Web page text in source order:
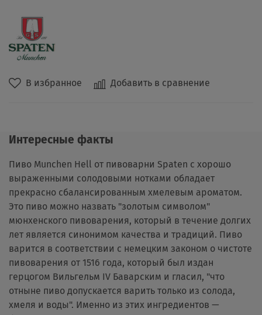
В избранное Добавить в сравнение
Интересные факты
Пиво Munchen Hell от пивоварни Spaten с хорошо
выраженными солодовыми нотками обладает
прекрасно сбалансированным хмелевым ароматом.
Это пиво можно назвать "золотым символом"
мюнхенского пивоварения, который в течение долгих
лет является синонимом качества и традиций. Пиво
варится в соответствии с немецким законом о чистоте
пивоварения от 1516 года, который был издан
герцогом Вильгельм IV Баварским и гласил, "что
отныне пиво допускается варить только из солода,
хмеля и воды". Именно из этих ингредиентов —